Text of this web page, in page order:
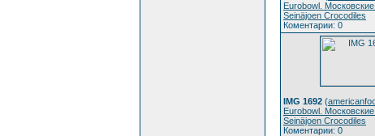
Eurobowl.
Seinäjoen Crocodiles
Коментарии: 0
IMG 1692 (
Eurobowl.
Seinäjoen Crocodiles
Коментарии: 0